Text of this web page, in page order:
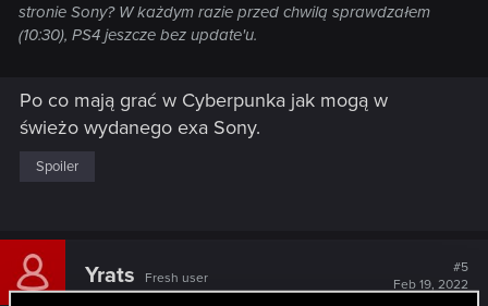
stronie Sony? W każdym razie przed chwilą sprawdzałem
(10:30), PS4 jeszcze bez update'u.
Po co mają grać w Cyberpunka jak mogą w
świeżo wydanego exa Sony.
Spoiler
Yrats Fresh user
#5
Feb 19, 2022